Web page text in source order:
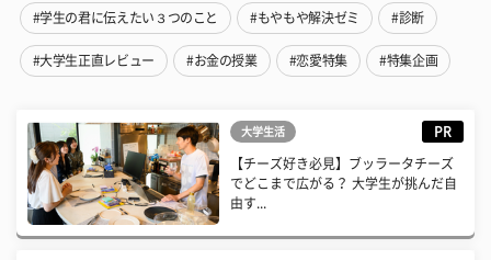
#学生の君に伝えたい３つのこと #もやもや解決ゼミ #診断
#大学生正直レビュー #お金の授業 #恋愛特集 #特集企画
大学生活 PR
【チーズ好き必見】ブッラータチーズ
でどこまで広がる？ 大学生が挑んだ自
由す...